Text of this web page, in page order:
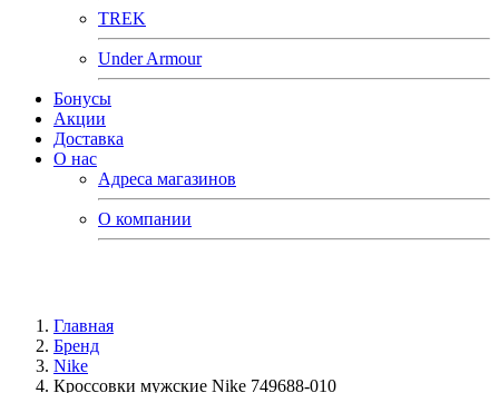
TREK
Under Armour
Бонусы
Акции
Доставка
О нас
Адреса магазинов
О компании
Главная
Бренд
Nike
Кроссовки мужские Nike 749688-010